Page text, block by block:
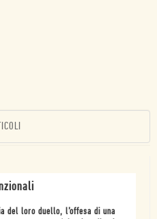
del loro duello, l’offesa di una